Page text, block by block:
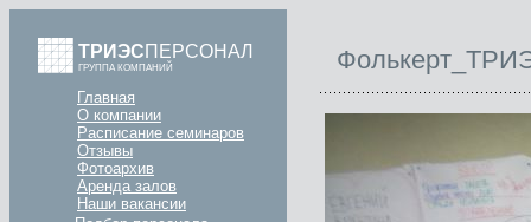
ТРИЭСПЕРСОНАЛ
ГРУППА КОМПАНИЙ
Главная
О компании
Расписание семинаров
Отзывы
Фотоархив
Аренда залов
Наши вакансии